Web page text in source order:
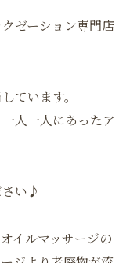
ゼーション専門店
ています。
人一人にあったア
さい♪
イルマッサージの